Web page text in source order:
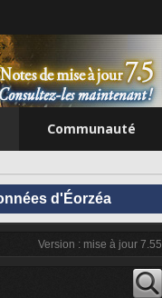
Communauté
d'Éorzéa
Version : mise à jour 7.55